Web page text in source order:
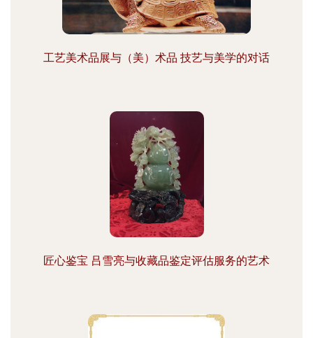
工艺美术品展与（美）术品 技艺与美学的对话
匠心鉴宝 吕雪亮与收藏品鉴定评估服务的艺术